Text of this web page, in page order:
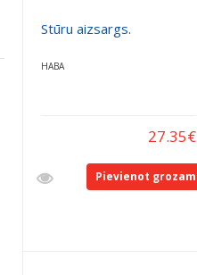
Stūru aizsargs.
HABA
27.35€
Pievienot grozam